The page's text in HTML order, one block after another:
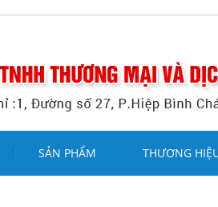
SẢN PHẨM THƯƠNG